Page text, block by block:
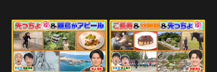
子大生が標高2000m以上の山を駆け
抜ける「スカイランニング」 ・86歳
400m走の現役アスリート ・80歳で
ベンチプレス100kgを持ち上げる超
人
物なまはげ体験や〇〇に会える水族
館 ・三重の離島…誰が何のために作
った？先っちょに謎の形をした石碑
▼新企画！田舎のお店は珍百景！？
鹿児島の田舎町にある民宿…何を売
ってて、どんなお客がくる？